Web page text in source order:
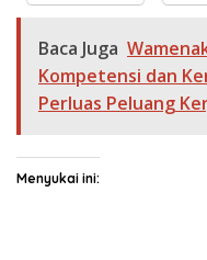
Baca Juga
Kompetensi dan
Perluas Peluang
Menyukai ini: